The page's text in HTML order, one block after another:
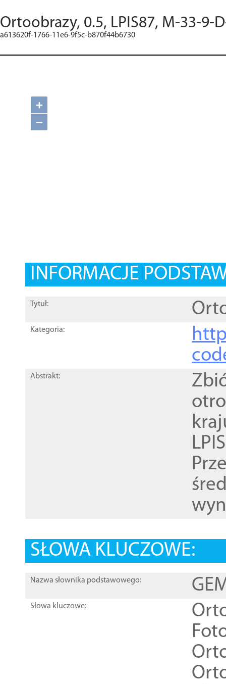
Ortoobrazy, 0.5, LPIS87, M-33-9-
a613620f-1766-11e6-9f5c-b870f44b6730
+
−
INFORMACJE
Tytuł:
Kategoria:
Abstrakt:
SŁOWA KLUCZOWE:
Nazwa słownika podstawowego:
Słowa kluczowe: